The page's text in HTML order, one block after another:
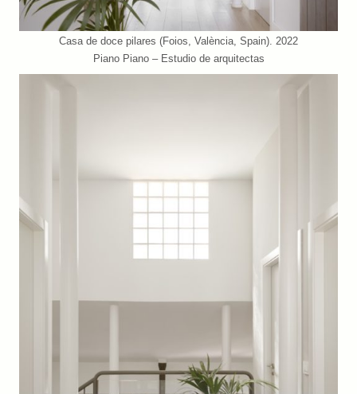
Casa de doce pilares (Foios, València, Spain). 2022
Piano Piano – Estudio de arquitectas